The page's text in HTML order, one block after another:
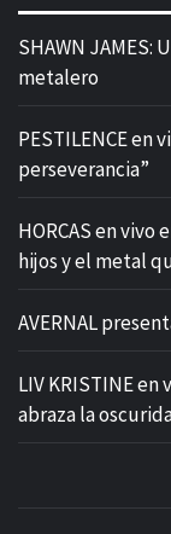
SHAWN
metalero
PESTILENCE en
perseverancia”
HORCAS en vivo
hijos y el metal
AVERNAL
LIV KRISTINE
abraza la